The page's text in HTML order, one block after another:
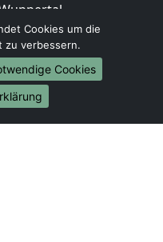
Cookies um die
zu verbessern.
Cookies